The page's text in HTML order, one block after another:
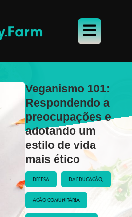
Veganismo 101:
Respondendo a
preocupações e
adotando um
estilo de vida
mais ético
DEFESA DA EDUCAÇÃO,
AÇÃO COMUNITÁRIA